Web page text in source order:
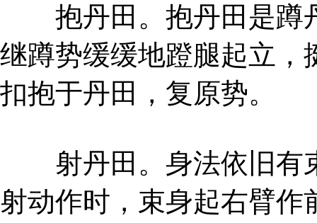
抱丹田。抱丹田是蹲
继蹲势缓缓地蹬腿起立，
扣抱于丹田，复原势。
射丹田。身法依旧有
射动作时，束身起右臂作